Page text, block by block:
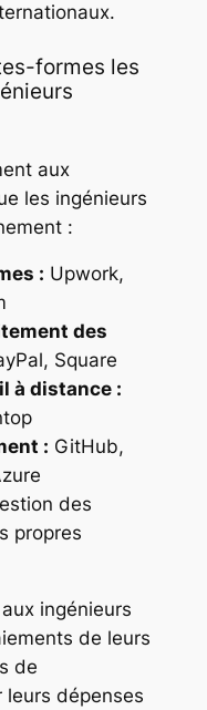
formes les
aux
les ingénieurs
:
: Upwork,
des
Square
à distance :
: GitHub,
des
propres
ingénieurs
de leurs
de
dépenses